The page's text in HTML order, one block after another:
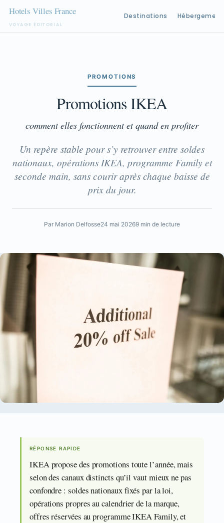
VOYAGE ÉDITORIAL
Destinations Hébergement
PROMOTIONS
Promotions IKEA
comment elles fonctionnent et quand en profiter
Un repère stable pour s’y retrouver entre soldes
nationaux, opérations IKEA, programme Family et
seconde main, sans courir après chaque baisse de
prix du jour.
Par Marion Delfosse24 mai 20269 min de lecture
RÉPONSE RAPIDE
IKEA propose des promotions toute l’année, mais
selon des canaux distincts qu’il vaut mieux ne pas
confondre : soldes nationaux fixés par la loi,
opérations propres au calendrier de la marque,
offres réservées au programme IKEA Family, et